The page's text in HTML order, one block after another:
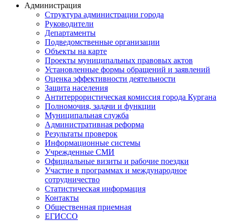
Администрация
Структура администрации города
Руководители
Департаменты
Подведомственные организации
Объекты на карте
Проекты муниципальных правовых актов
Установленные формы обращений и заявлений
Оценка эффективности деятельности
Защита населения
Антитеррористическая комиссия города Кургана
Полномочия, задачи и функции
Муниципальная служба
Административная реформа
Результаты проверок
Информационные системы
Учрежденные СМИ
Официальные визиты и рабочие поездки
Участие в программах и международное
сотрудничество
Статистическая информация
Контакты
Общественная приемная
ЕГИССО